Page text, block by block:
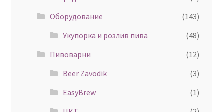
Оборудование
(143)
Укупорка и розлив пива
(48)
Пивоварни
(12)
Beer Zavodik
(3)
EasyBrew
(1)